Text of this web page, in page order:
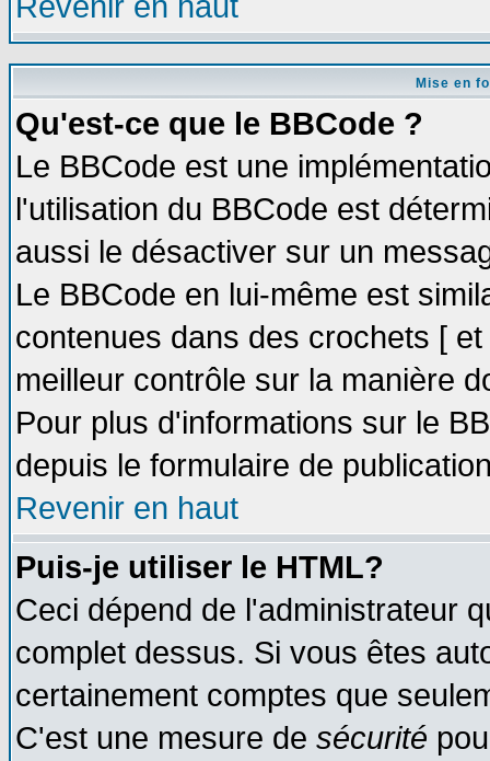
Mise en
Qu'est-ce que le BBCode ?
Le BBCode est une
l'utilisation du BBCode est
aussi le désactiver sur un
Le BBCode en lui-même est
contenues dans des crochets [
meilleur contrôle sur la manière
Pour plus d'informations sur le
depuis le formulaire de
Revenir en haut
Puis-je utiliser le HTML?
Ceci dépend de l'administrateur
complet dessus. Si vous êtes
certainement comptes que
C'est une mesure de sécurité